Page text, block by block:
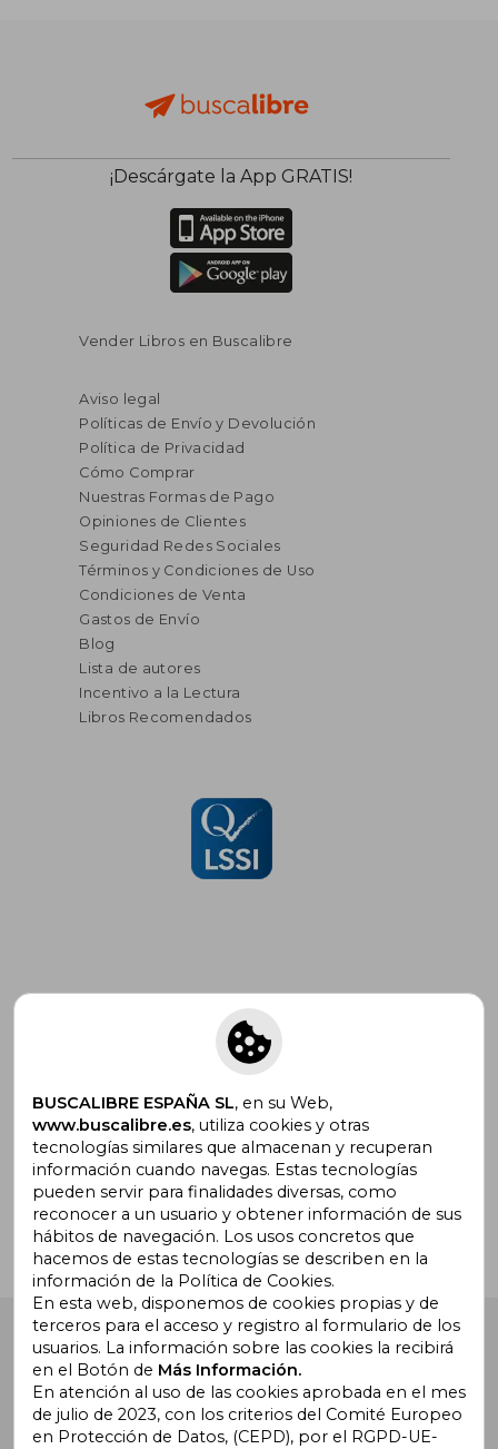
¡Descárgate la App GRATIS!
Vender Libros en Buscalibre
Aviso legal
Políticas de Envío y Devolución
Política de Privacidad
Cómo Comprar
Nuestras Formas de Pago
Opiniones de Clientes
Seguridad Redes Sociales
Términos y Condiciones de Uso
Condiciones de Venta
Gastos de Envío
Blog
Lista de autores
Incentivo a la Lectura
Libros Recomendados
Suscríbete para recibir ofertas y
promociones
¿Necesitas ayuda?
Ir a Centro de Soporte
Buscalibre España . Calle Energía, 65, Nave 3 (08940),
Cornellà de Llobregat, Barcelona. Derechos Reservados.
BUSCALIBRE ESPAÑA SL, en su Web,
www.buscalibre.es, utiliza cookies y otras
tecnologías similares que almacenan y recuperan
información cuando navegas. Estas tecnologías
pueden servir para finalidades diversas, como
reconocer a un usuario y obtener información de sus
hábitos de navegación. Los usos concretos que
hacemos de estas tecnologías se describen en la
información de la Política de Cookies.
En esta web, disponemos de cookies propias y de
terceros para el acceso y registro al formulario de los
usuarios. La información sobre las cookies la recibirá
en el Botón de Más Información.
En atención al uso de las cookies aprobada en el mes
de julio de 2023, con los criterios del Comité Europeo
en Protección de Datos, (CEPD), por el RGPD-UE-